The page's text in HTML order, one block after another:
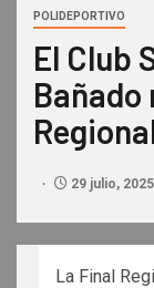
POLIDEPORTIVO
El Club
29 julio, 2025
La Final